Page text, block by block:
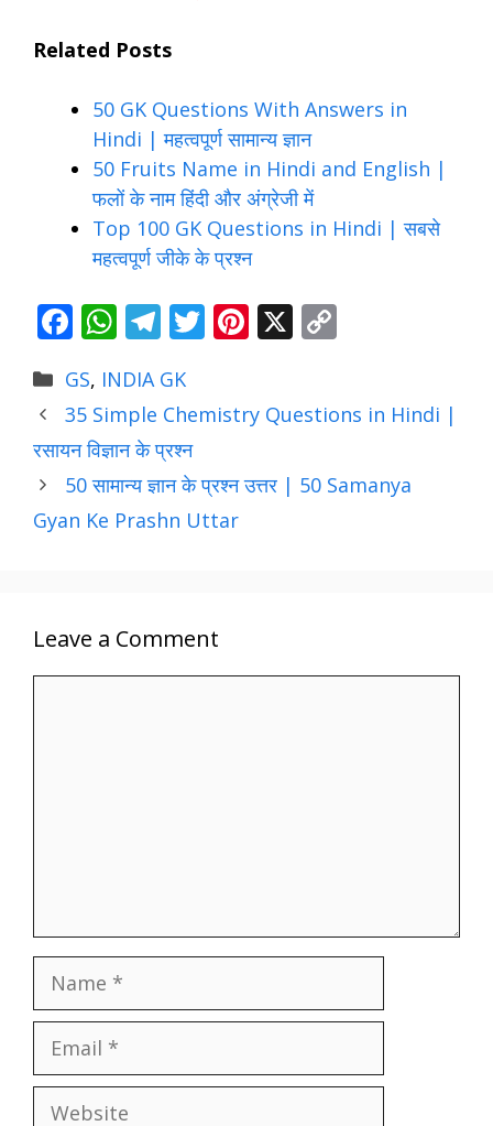
Related Posts
50 GK Questions With Answers in
Hindi | महत्वपूर्ण सामान्य ज्ञान
50 Fruits Name in Hindi and English |
फलों के नाम हिंदी और अंग्रेजी में
Top 100 GK Questions in Hindi | सबसे
महत्वपूर्ण जीके के प्रश्न
F
e
b
o
o
k
W
at
s
A
p
p
T
e
gr
a
m
T
er
Pi
e
X
y
n
Categories
GS, INDIA GK
35 Simple Chemistry Questions in Hindi |
रसायन विज्ञान के प्रश्न
50 सामान्य ज्ञान के प्रश्न उत्तर | 50 Samanya
Gyan Ke Prashn Uttar
Leave a Comment
Website